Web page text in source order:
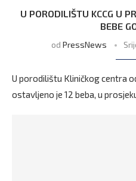
U PORODILIŠTU KCCG U
BEBE
od PressNews
U porodilištu Kliničkog centra
ostavljeno je 12 beba, u